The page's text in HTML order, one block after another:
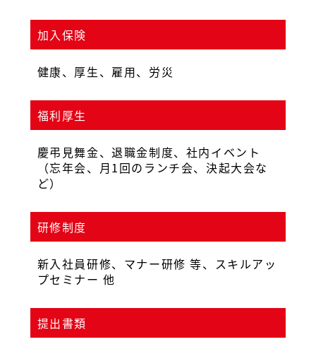
加入保険
健康、厚生、雇用、労災
福利厚生
慶弔見舞金、退職金制度、社内イベント
（忘年会、月1回のランチ会、決起大会な
ど）
研修制度
新入社員研修、マナー研修 等、スキルアッ
プセミナー 他
提出書類